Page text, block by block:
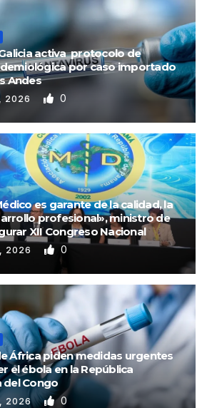
activa protocolo de
por caso importado
Andes
2026 0
es garante de la calidad, la
profesional», ministro de
XII Congreso Nacional
2026 0
África piden medidas urgentes
el ébola en la República
del Congo
2026 0